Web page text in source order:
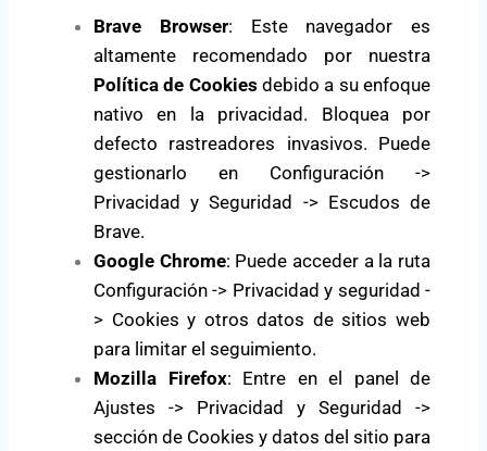
Brave Browser: Este navegador es
altamente recomendado por nuestra
Política de Cookies debido a su enfoque
nativo en la privacidad. Bloquea por
defecto rastreadores invasivos. Puede
gestionarlo en Configuración ->
Privacidad y Seguridad -> Escudos de
Brave.
Google Chrome: Puede acceder a la ruta
Configuración -> Privacidad y seguridad -
> Cookies y otros datos de sitios web
para limitar el seguimiento.
Mozilla Firefox: Entre en el panel de
Ajustes -> Privacidad y Seguridad ->
sección de Cookies y datos del sitio para